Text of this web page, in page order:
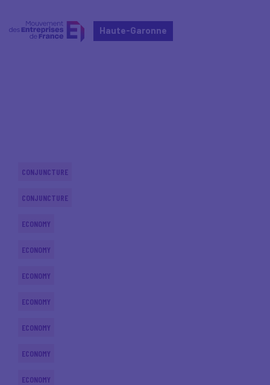
Haute-Garonne
CONJUNCTURE
CONJUNCTURE
ECONOMY
ECONOMY
ECONOMY
ECONOMY
ECONOMY
ECONOMY
ECONOMY